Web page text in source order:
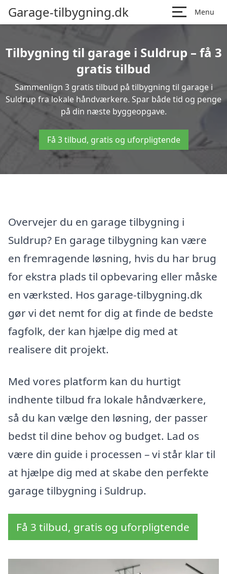
Garage-tilbygning.dk Menu
Tilbygning til garage i Suldrup – få 3
gratis tilbud
Sammenlign 3 gratis tilbud på tilbygning til garage i
Suldrup fra lokale håndværkere. Spar både tid og penge
på din næste byggeopgave.
Få 3 tilbud, gratis og uforpligtende
Overvejer du en garage tilbygning i
Suldrup? En garage tilbygning kan være
en fremragende løsning, hvis du har brug
for ekstra plads til opbevaring eller måske
en værksted. Hos garage-tilbygning.dk
gør vi det nemt for dig at finde de bedste
fagfolk, der kan hjælpe dig med at
realisere dit projekt.
Med vores platform kan du hurtigt
indhente tilbud fra lokale håndværkere,
så du kan vælge den løsning, der passer
bedst til dine behov og budget. Lad os
være din guide i processen – vi står klar til
at hjælpe dig med at skabe den perfekte
garage tilbygning i Suldrup.
Få 3 tilbud, gratis og uforpligtende